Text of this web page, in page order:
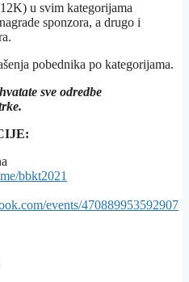
u svim kategorijama
sponzora, a drugo i
pobednika po kategorijama.
sve odredbe
bbkt2021
events/470889953592907